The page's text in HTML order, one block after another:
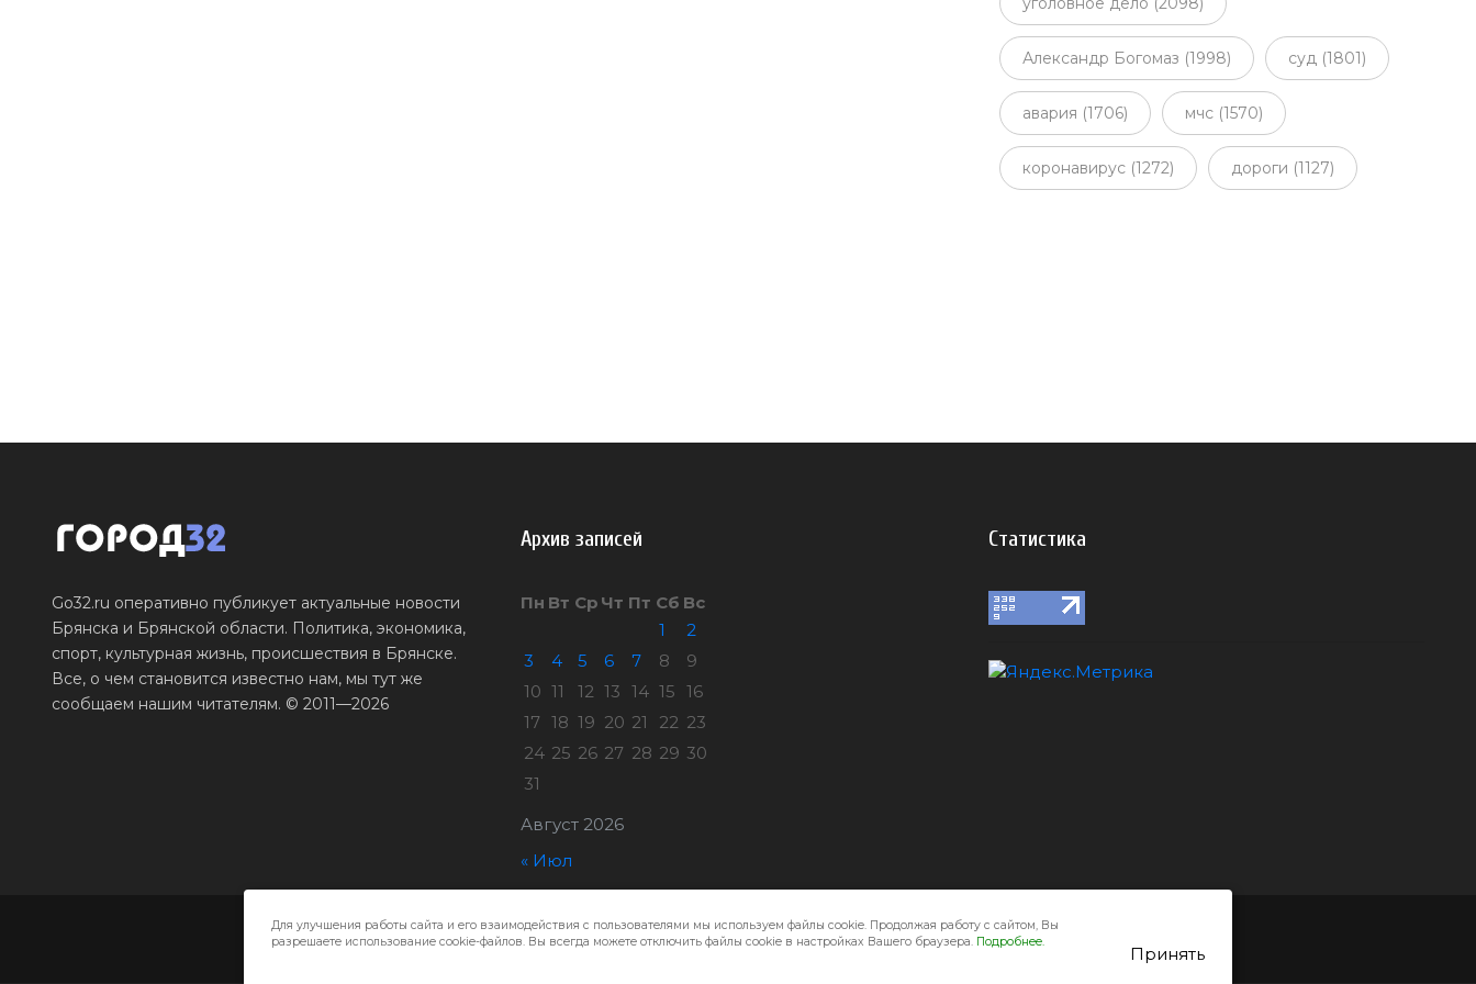
Александр Богомаз (1998) суд (1801)
авария (1706) мчс (1570)
коронавирус (1272) дороги (1127)
Go32.ru оперативно публикует актуальные новости
Брянска и Брянской области. Политика, экономика,
спорт, культурная жизнь, происшествия в Брянске.
Все, о чем становится известно нам, мы тут же
сообщаем нашим читателям. © 2011—2026
Архив записей
Август 2026
Пн Вт Ср Чт Пт Сб Вс
1
2
3
4 5 6 7 8
9
10 11 12 13 14 15 16
17 18 19 20 21 22 23
24 25 26 27 28 29 30
31
« Июл
Статистика
Город32 © 2026
Для улучшения работы сайта и его взаимодействия с пользователями мы используем файлы cookie. Продолжая работу с сайтом, Вы
разрешаете использование cookie-файлов. Вы всегда можете отключить файлы cookie в настройках Вашего браузера. Подробнее.
Принять